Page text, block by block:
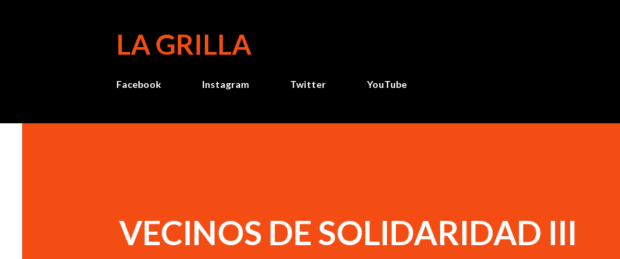
LA GRILLA
Facebook Instagram Twitter YouTube
VECINOS DE SOLIDARIDAD III